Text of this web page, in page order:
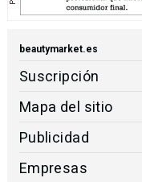
beautymarket.es
Suscripción
Mapa del sitio
Publicidad
Empresas